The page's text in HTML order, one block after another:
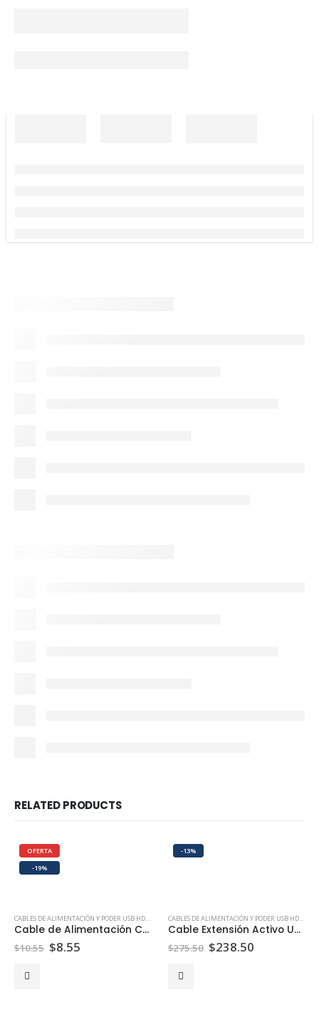
RELATED PRODUCTS
OFERTA
-19%
CABLES DE ALIMENTACIÓN Y PODER USB HDMI ETHERNET | PEPTEL
Cable de Alimentación C14 a C13 NETCOM 1.80 Metros
$10.55 $8.55
-13%
CABLES DE ALIMENTACIÓN Y PODER USB HDMI ETHERNET | PEPTEL
Cable Extensión Activo USB-C de 30 Metros
$275.50 $238.50